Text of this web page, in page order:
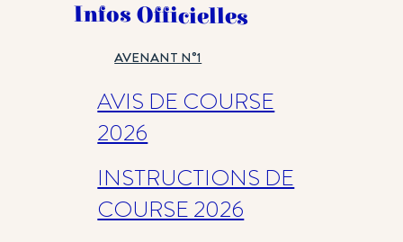
Infos Officielles
AVIS DE COURSE
2026
INSTRUCTIONS DE
COURSE 2026
AVENANT N°1